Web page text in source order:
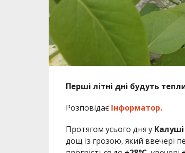
Перші літні дні будуть
РозповідаєІнформатор.
Протягом усього дня у Калуші
дощ із грозою, який ввечері